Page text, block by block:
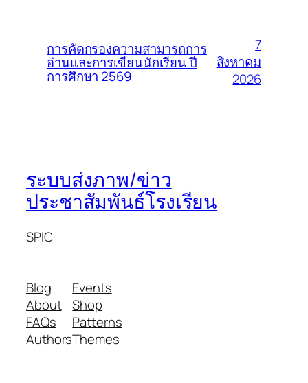
การคัดกรองความสามารถการ
อ่านและการเขียนนักเรียน ปี
การศึกษา 2569
7
สิงหาคม
2026
ระบบส่งภาพ/ข่าว
ประชาสัมพันธ์โรงเรียน
SPIC
Blog
About
FAQs
Authors
Events
Shop
Patterns
Themes